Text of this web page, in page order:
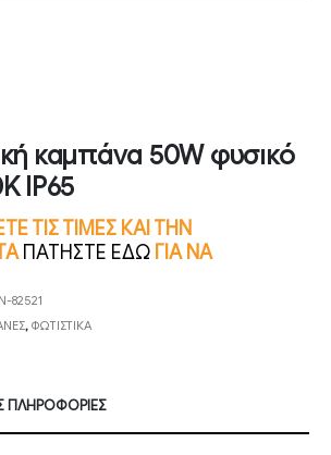
καμπάνα 50W φυσικό
IP65
ΤΙΣ ΤΙΜΕΣ ΚΑΙ ΤΗΝ
ΠΑΤΗΣΤΕ ΕΔΩ ΓΙΑ ΝΑ
82521
, ΦΩΤΙΣΤΙΚΑ
ΠΛΗΡΟΦΟΡΊΕΣ